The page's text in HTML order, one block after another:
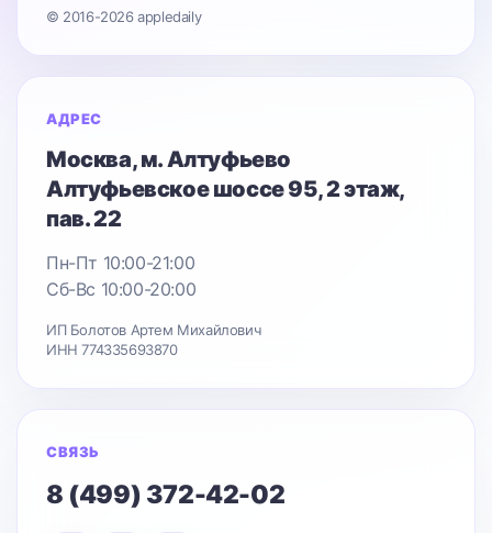
© 2016-2026 appledaily
АДРЕС
Москва, м. Алтуфьево
Алтуфьевское шоссе 95, 2 этаж,
пав. 22
Пн-Пт 10:00-21:00
Сб-Вс 10:00-20:00
ИП Болотов Артем Михайлович
ИНН 774335693870
СВЯЗЬ
8 (499) 372-42-02